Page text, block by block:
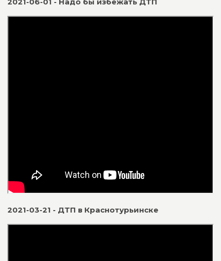
2021-03-21 - ДТП в Краснотурьинске